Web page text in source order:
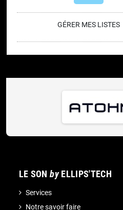
GÉRER MES LISTES
LE SONbyELLIPS'TECH
Services
Notre savoir faire